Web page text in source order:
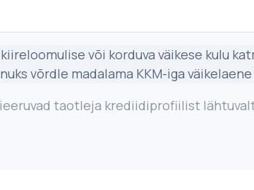
või korduva väikese kulu
võrdle madalama KKM-iga
taotleja krediidiprofiilist